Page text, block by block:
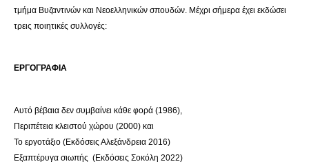
τμήμα Βυζαντινών και Νεοελληνικών σπουδών. Μέχρι σήμερα έχει εκδώσει
τρεις ποιητικές συλλογές:
ΕΡΓΟΓΡΑΦΙΑ
Αυτό βέβαια δεν συμβαίνει κάθε φορά (1986),
Περιπέτεια κλειστού χώρου (2000) και
Το εργοτάξιο (Εκδόσεις Αλεξάνδρεια 2016)
Εξαπτέρυγα σιωπής (Εκδόσεις Σοκόλη 2022)